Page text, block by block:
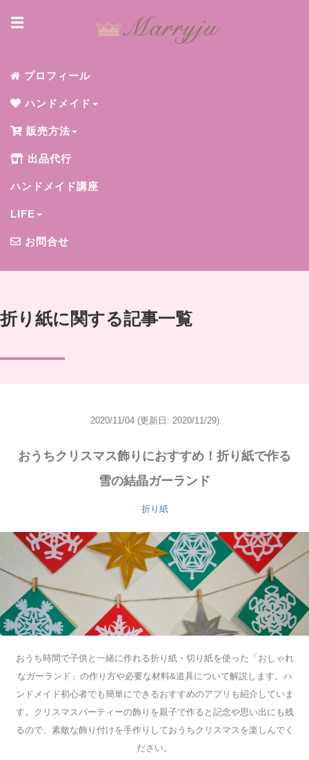
☰
プロフィール
ハンドメイド
販売方法
出品代行
ハンドメイド講座
LIFE
お問合せ
折り紙に関する記事一覧
2020/11/04 (更新日: 2020/11/29)
おうちクリスマス飾りにおすすめ！折り紙で作る
雪の結晶ガーランド
折り紙
おうち時間で子供と一緒に作れる折り紙・切り紙を使った「おしゃれ
なガーランド」の作り方や必要な材料&道具について解説します。ハ
ンドメイド初心者でも簡単にできるおすすめのアプリも紹介していま
す。クリスマスパーティーの飾りを親子で作ると記念や思い出にも残
るので、素敵な飾り付けを手作りしておうちクリスマスを楽しんでく
ださい。